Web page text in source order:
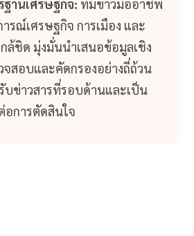
านเศรษฐกิจ: ทีมข่าวมืออาชีพ
รณ์เศรษฐกิจ การเมือง และ
ล้ชิด มุ่งมั่นนำเสนอข้อมูลเชิง
สอบและคัดกรองอย่างถี่ถ้วน
บข่าวสารที่รอบด้านและเป็น
อการตัดสินใจ